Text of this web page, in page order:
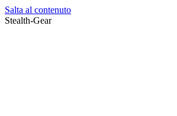
Salta al contenuto
Stealth-Gear